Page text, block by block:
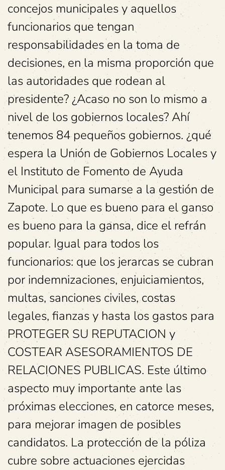
concejos municipales y aquellos
funcionarios que tengan
responsabilidades en la toma de
decisiones, en la misma proporción que
las autoridades que rodean al
presidente? ¿Acaso no son lo mismo a
nivel de los gobiernos locales? Ahí
tenemos 84 pequeños gobiernos. ¿qué
espera la Unión de Gobiernos Locales y
el Instituto de Fomento de Ayuda
Municipal para sumarse a la gestión de
Zapote. Lo que es bueno para el ganso
es bueno para la gansa, dice el refrán
popular. Igual para todos los
funcionarios: que los jerarcas se cubran
por indemnizaciones, enjuiciamientos,
multas, sanciones civiles, costas
legales, fianzas y hasta los gastos para
PROTEGER SU REPUTACION y
COSTEAR ASESORAMIENTOS DE
RELACIONES PUBLICAS. Este último
aspecto muy importante ante las
próximas elecciones, en catorce meses,
para mejorar imagen de posibles
candidatos. La protección de la póliza
cubre sobre actuaciones ejercidas